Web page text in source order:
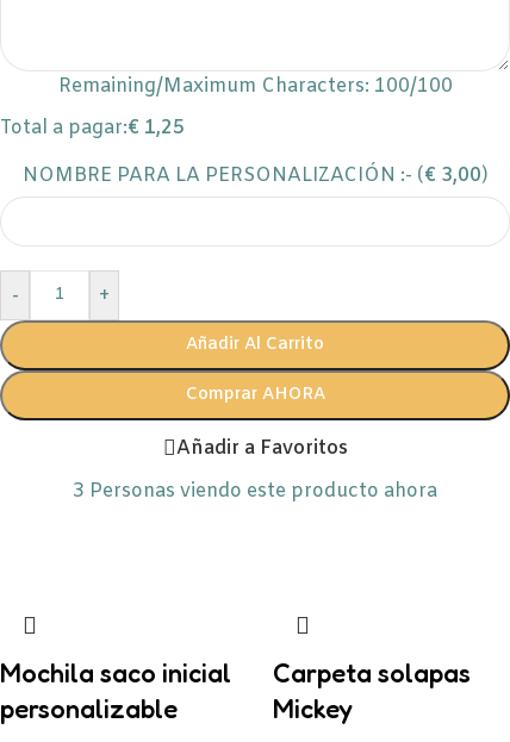
Remaining/Maximum Characters: 100/100
Total a pagar:€ 1,25
NOMBRE PARA LA PERSONALIZACIÓN :- (€ 3,00)
- +
Añadir Al Carrito
Comprar AHORA
Añadir a Favoritos
3 Personas viendo este producto ahora
Mochila saco inicial
personalizable
Carpeta solapas
Mickey